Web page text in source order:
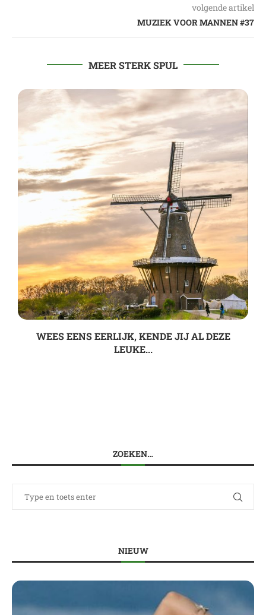
volgende artikel
MUZIEK VOOR MANNEN #37
MEER STERK SPUL
WEES EENS EERLIJK, KENDE JIJ AL DEZE
LEUKE...
ZOEKEN…
NIEUW